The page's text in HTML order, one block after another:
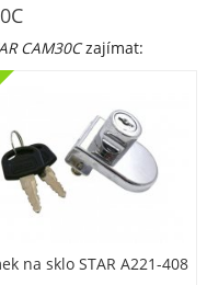
CAM30Czajímat:
na sklo STAR A221-408